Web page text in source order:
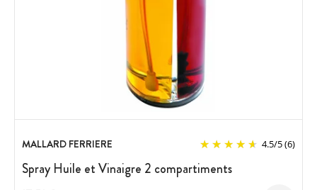
MALLARD FERRIERE 4.5/5(6)
Spray Huile et Vinaigre 2 compartiments